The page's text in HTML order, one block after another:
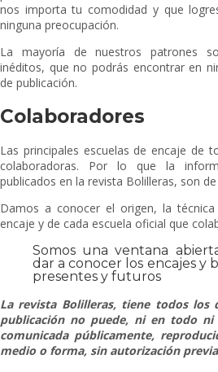
nos importa tu comodidad y que
ninguna preocupación.
La mayoría de nuestros patrones
inéditos, que no podrás encontrar en
de publicación.
Colaboradores
Las principales escuelas de encaje de
colaboradoras. Por lo que la
publicados en la revista Bolilleras, son
Damos a conocer el origen, la
encaje y de cada escuela oficial que
Somos una ventana
dar a conocer los encajes y
presentes y futuros
La revista Bolilleras, tiene todos los
publicación no puede, ni en todo
comunicada públicamente,
medio o forma, sin autorización